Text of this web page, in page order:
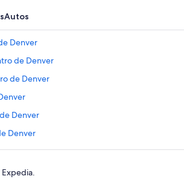
Autos
Denver
de Denver
de Denver
Denver
Denver
de Denver